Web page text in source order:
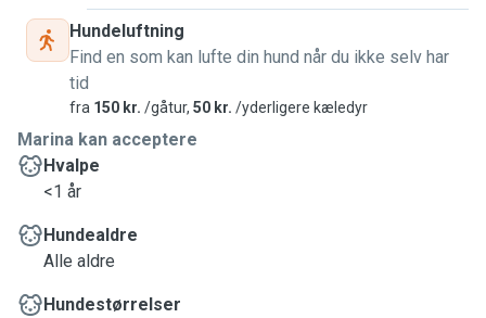
Hundeluftning
Find en som kan lufte din hund når du ikke selv har
tid
fra 150 kr. /gåtur, 50 kr. /yderligere kæledyr
Marina kan acceptere
Hvalpe
<1 år
Hundealdre
Alle aldre
Hundestørrelser